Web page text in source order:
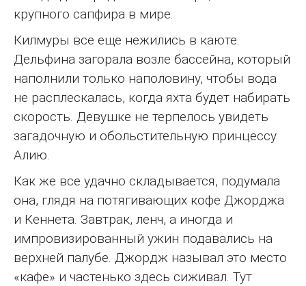
крупного сапфира в мире.
Килмуры все еще нежились в каюте.
Дельфина загорала возле бассейна, который
наполнили только наполовину, чтобы вода
не расплескалась, когда яхта будет набирать
скорость. Девушке не терпелось увидеть
загадочную и обольстительную принцессу
Алию.
Как же все удачно складывается, подумала
она, глядя на потягивающих кофе Джорджа
и Кеннета. Завтрак, ленч, а иногда и
импровизированный ужин подавались на
верхней палубе. Джордж называл это место
«кафе» и частенько здесь сиживал. Тут